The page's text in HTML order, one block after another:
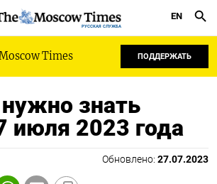
РУССКАЯ СЛУЖБА
EN
Times ПОДДЕРЖАТЬ
знать
июля 2023 года
Обновлено: 27.07.2023